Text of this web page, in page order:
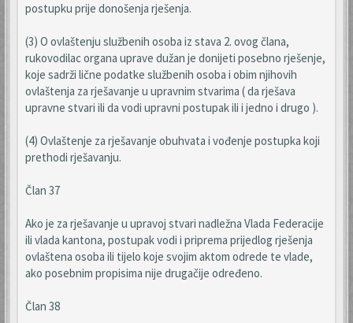
postupku prije donošenja rješenja.
(3) O ovlaštenju službenih osoba iz stava 2. ovog člana,
rukovodilac organa uprave dužan je donijeti posebno rješenje,
koje sadrži lične podatke službenih osoba i obim njihovih
ovlaštenja za rješavanje u upravnim stvarima ( da rješava
upravne stvari ili da vodi upravni postupak ili i jedno i drugo ).
(4) Ovlaštenje za rješavanje obuhvata i vođenje postupka koji
prethodi rješavanju.
Član 37
Ako je za rješavanje u upravoj stvari nadležna Vlada Federacije
ili vlada kantona, postupak vodi i priprema prijedlog rješenja
ovlaštena osoba ili tijelo koje svojim aktom odrede te vlade,
ako posebnim propisima nije drugačije određeno.
Član 38